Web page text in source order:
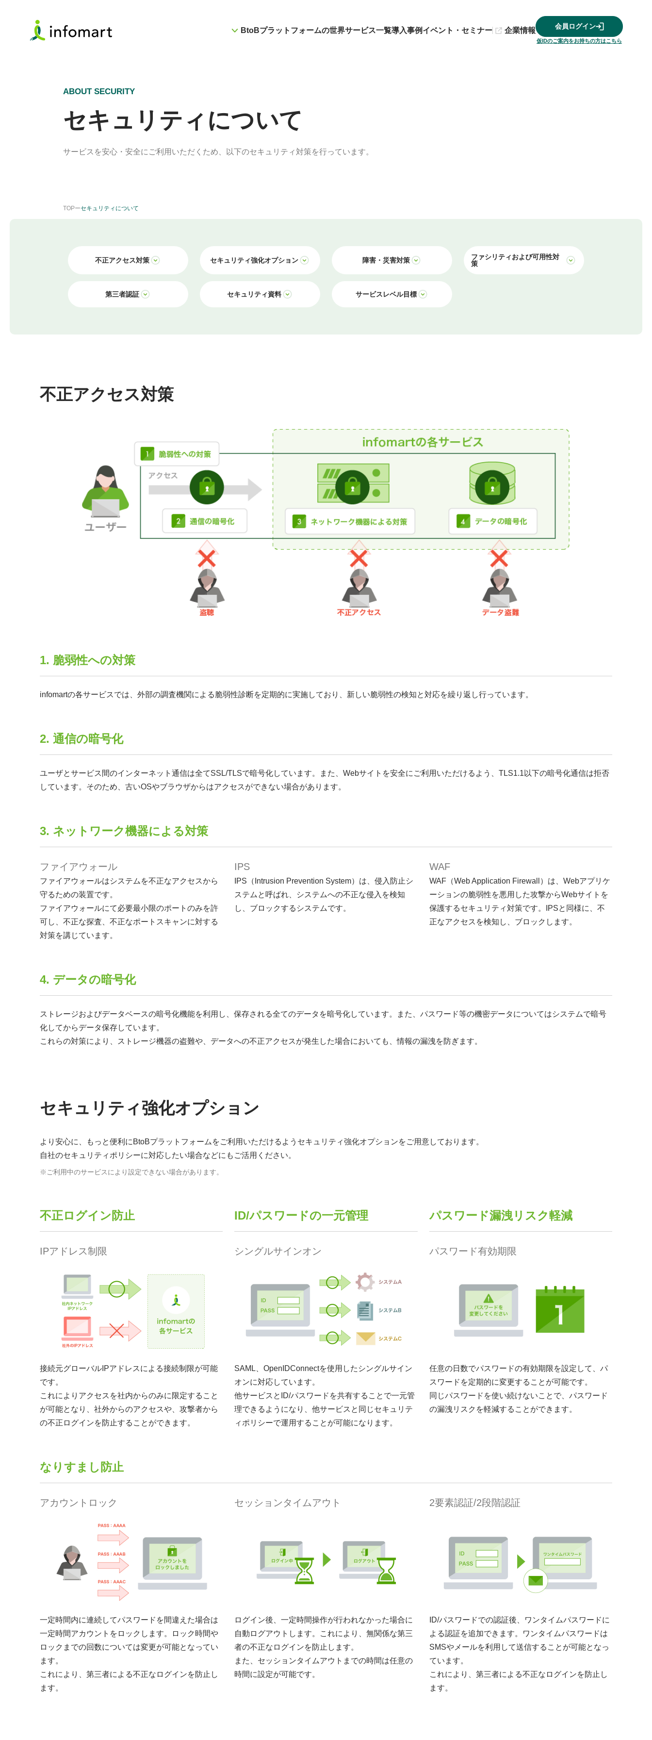
BtoBプラットフォームの世界サービス一覧導入事例 イベント・セミナー 企業情報 会員ログイン
仮IDのご案内をお持ちの方はこちら
ABOUT SECURITY
セキュリティについて
サービスを安心・安全にご利用いただくため、以下のセキュリティ対策を行っています。
TOPーセキュリティについて
不正アクセス対策 セキュリティ強化オプション 障害・災害対策
ファシリティおよび可用性対
策
第三者認証 セキュリティ資料 サービスレベル目標
不正アクセス対策
1. 脆弱性への対策
infomartの各サービスでは、外部の調査機関による脆弱性診断を定期的に実施しており、新しい脆弱性の検知と対応を繰り返し行っています。
2. 通信の暗号化
ユーザとサービス間のインターネット通信は全てSSL/TLSで暗号化しています。また、Webサイトを安全にご利用いただけるよう、TLS1.1以下の暗号化通信は拒否
しています。そのため、古いOSやブラウザからはアクセスができない場合があります。
3. ネットワーク機器による対策
ファイアウォール
ファイアウォールはシステムを不正なアクセスから
守るための装置です。
ファイアウォールにて必要最小限のポートのみを許
可し、不正な探査、不正なポートスキャンに対する
対策を講じています。
IPS
IPS（Intrusion Prevention System）は、侵入防止シ
ステムと呼ばれ、システムへの不正な侵入を検知
し、ブロックするシステムです。
WAF
WAF（Web Application Firewall）は、Webアプリケ
ーションの脆弱性を悪用した攻撃からWebサイトを
保護するセキュリティ対策です。IPSと同様に、不
正なアクセスを検知し、ブロックします。
4. データの暗号化
ストレージおよびデータベースの暗号化機能を利用し、保存される全てのデータを暗号化しています。また、パスワード等の機密データについてはシステムで暗号
化してからデータ保存しています。
これらの対策により、ストレージ機器の盗難や、データへの不正アクセスが発生した場合においても、情報の漏洩を防ぎます。
セキュリティ強化オプション
より安心に、もっと便利にBtoBプラットフォームをご利用いただけるようセキュリティ強化オプションをご用意しております。
自社のセキュリティポリシーに対応したい場合などにもご活用ください。
※ご利用中のサービスにより設定できない場合があります。
不正ログイン防止
IPアドレス制限
接続元グローバルIPアドレスによる接続制限が可能
です。
これによりアクセスを社内からのみに限定すること
が可能となり、社外からのアクセスや、攻撃者から
の不正ログインを防止することができます。
ID/パスワードの一元管理
シングルサインオン
SAML、OpenIDConnectを使用したシングルサイン
オンに対応しています。
他サービスとID/パスワードを共有することで一元管
理できるようになり、他サービスと同じセキュリテ
ィポリシーで運用することが可能になります。
パスワード漏洩リスク軽減
パスワード有効期限
任意の日数でパスワードの有効期限を設定して、パ
スワードを定期的に変更することが可能です。
同じパスワードを使い続けないことで、パスワード
の漏洩リスクを軽減することができます。
なりすまし防止
アカウントロック
一定時間内に連続してパスワードを間違えた場合は
一定時間アカウントをロックします。ロック時間や
ロックまでの回数については変更が可能となってい
ます。
これにより、第三者による不正なログインを防止し
ます。
セッションタイムアウト
ログイン後、一定時間操作が行われなかった場合に
自動ログアウトします。これにより、無関係な第三
者の不正なログインを防止します。
また、セッションタイムアウトまでの時間は任意の
時間に設定が可能です。
2要素認証/2段階認証
ID/パスワードでの認証後、ワンタイムパスワードに
よる認証を追加できます。ワンタイムパスワードは
SMSやメールを利用して送信することが可能となっ
ています。
これにより、第三者による不正なログインを防止し
ます。